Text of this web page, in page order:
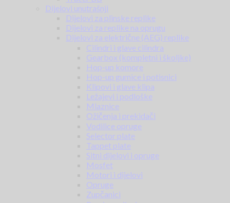
Dijelovi unutrašnji
Dijelovi za plinske replike
Dijelovi za replike na oprugu
Dijelovi za električne (AEG) replike
Cilindri i glave cilindra
Gearbox (kompletni i školjke)
Hop-up komore
Hop-up gumice i potisnici
Klipovi i glave klipa
Ležajevi i podloške
Mlaznice
Ožičenja i prekidači
Vodilice opruge
Selector plate
Tappet plate
Sitni dijelovi i opruge
Mosfet
Motori i dijelovi
Opruge
Zupčanici